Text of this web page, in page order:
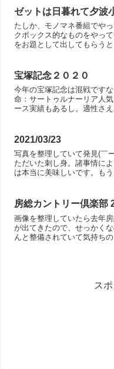
ゼットは日暮れて夕波
たしか、モノマネ番組でや
クボックス的なものをやっ
をお題として出してもらう
宝塚記念２０２０
今年の宝塚記念は混戦です
命：サートゥルナーリア人
ース実績もあるし。適性さ
2021/03/23
写真を整理していて発見(￣
ただいた刺し身。諸事情に
は本当に美味しいです。も
房総カントリー倶楽部
画像を整理していたら去年
が出てきたので、せっかく
んと整備されていて気持ち
ス